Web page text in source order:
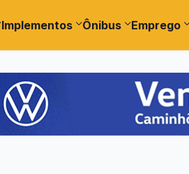
Implementos Ônibus Emprego